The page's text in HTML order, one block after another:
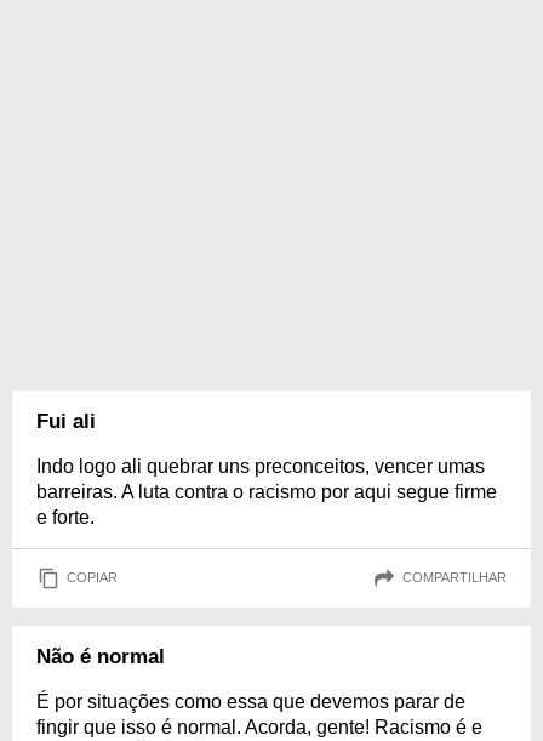
Fui ali
Indo logo ali quebrar uns preconceitos, vencer umas
barreiras. A luta contra o racismo por aqui segue firme
e forte.
COPIAR COMPARTILHAR
Não é normal
É por situações como essa que devemos parar de
fingir que isso é normal. Acorda, gente! Racismo é e